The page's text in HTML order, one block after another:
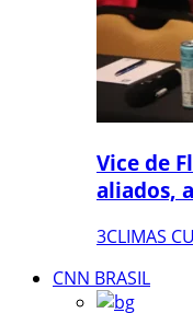
Vice de
aliados,
3CLIMAS
CNN BRASIL